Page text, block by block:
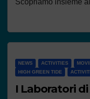
Scopriamo insieme
NEWS ACTIVITIES
HIGH GREEN TIDE
I Laboratori